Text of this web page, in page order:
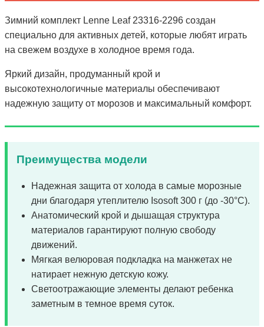
Зимний комплект Lenne Leaf 23316-2296 создан
специально для активных детей, которые любят играть
на свежем воздухе в холодное время года.
Яркий дизайн, продуманный крой и
высокотехнологичные материалы обеспечивают
надежную защиту от морозов и максимальный комфорт.
Преимущества модели
Надежная защита от холода в самые морозные
дни благодаря утеплителю Isosoft 300 г (до -30°C).
Анатомический крой и дышащая структура
материалов гарантируют полную свободу
движений.
Мягкая велюровая подкладка на манжетах не
натирает нежную детскую кожу.
Светоотражающие элементы делают ребенка
заметным в темное время суток.